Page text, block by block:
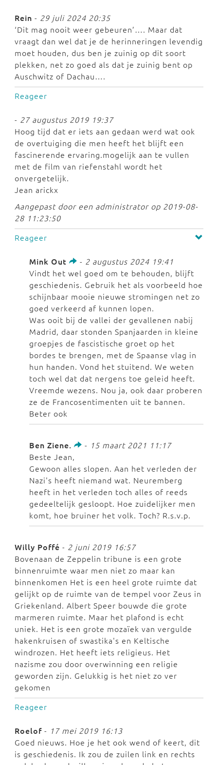
Rein - 29 juli 2024 20:35
‘Dit mag nooit weer gebeuren’…. Maar dat
vraagt dan wel dat je de herinneringen levendig
moet houden, dus ben je zuinig op dit soort
plekken, net zo goed als dat je zuinig bent op
Auschwitz of Dachau….
Reageer
- 27 augustus 2019 19:37
Hoog tijd dat er iets aan gedaan werd wat ook
de overtuiging die men heeft het blijft een
fascinerende ervaring.mogelijk aan te vullen
met de film van riefenstahl wordt het
onvergetelijk.
Jean arickx
Aangepast door een administrator op 2019-08-
28 11:23:50
Reageer
Mink Out - 2 augustus 2024 19:41
Vindt het wel goed om te behouden, blijft
geschiedenis. Gebruik het als voorbeeld hoe
schijnbaar mooie nieuwe stromingen net zo
goed verkeerd af kunnen lopen.
Was ooit bij de vallei der gevallenen nabij
Madrid, daar stonden Spanjaarden in kleine
groepjes de fascistische groet op het
bordes te brengen, met de Spaanse vlag in
hun handen. Vond het stuitend. We weten
toch wel dat dat nergens toe geleid heeft.
Vreemde wezens. Nou ja, ook daar proberen
ze de Francosentimenten uit te bannen.
Beter ook
Ben Ziene. - 15 maart 2021 11:17
Beste Jean,
Gewoon alles slopen. Aan het verleden der
Nazi's heeft niemand wat. Neuremberg
heeft in het verleden toch alles of reeds
gedeeltelijk gesloopt. Hoe zuidelijker men
komt, hoe bruiner het volk. Toch? R.s.v.p.
Willy Poffé - 2 juni 2019 16:57
Bovenaan de Zeppelin tribune is een grote
binnenruimte waar men niet zo maar kan
binnenkomen Het is een heel grote ruimte dat
gelijkt op de ruimte van de tempel voor Zeus in
Griekenland. Albert Speer bouwde die grote
marmeren ruimte. Maar het plafond is echt
uniek. Het is een grote mozaïek van vergulde
hakenkruisen of swastika's en Keltische
windrozen. Het heeft iets religieus. Het
nazisme zou door overwinning een religie
geworden zijn. Gelukkig is het niet zo ver
gekomen
Reageer
Roelof - 17 mei 2019 16:13
Goed nieuws. Hoe je het ook wend of keert, dit
is geschiedenis. Ik zou de zuilen link en rechts